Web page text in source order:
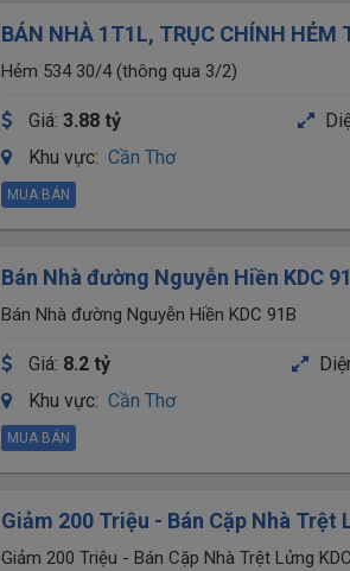
BÁN NHÀ 1T1L, TRỤC CHÍNH
Trường Tiểu học Hưng Lợi 2
Hẻm 534 30/4 (thông qua 3/2)
Giá: 3.88 tỷ
Khu vực: Cần Thơ
MUA BÁN
Bán Nhà đường Nguyễn Hiền KDC
Bán Nhà đường Nguyễn Hiền KDC 91B
Giá: 8.2 tỷ
Khu vực: Cần Thơ
MUA BÁN
Giảm 200 Triệu - Bán Cặp Nhà Trệt
P.An Bình, TP.Cần Thơ
Giảm 200 Triệu - Bán Cặp Nhà Trệt Lửng